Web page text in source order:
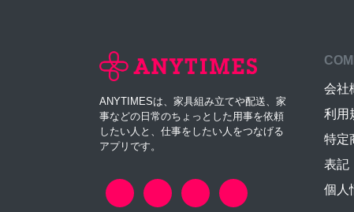
ANYTIMESは、家具組み立てや配送、家
事などの日常のちょっとした用事を依頼
したい人と、仕事をしたい人をつなげる
アプリです。
会社
利用
特定
表記
個人